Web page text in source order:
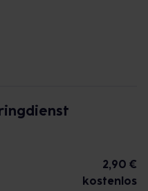
2,90 €
kostenlos